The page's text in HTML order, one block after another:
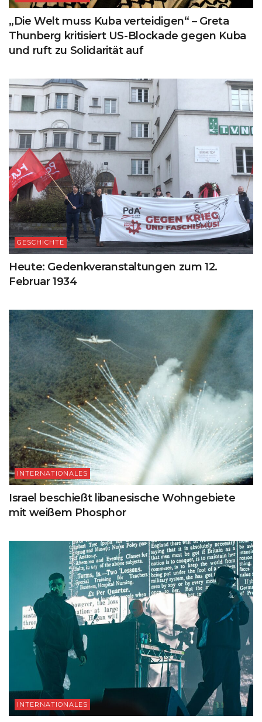
„Die Welt muss Kuba verteidigen“ – Greta
Thunberg kritisiert US-Blockade gegen Kuba
und ruft zu Solidarität auf
GESCHICHTE
Heute: Gedenkveranstaltungen zum 12.
Februar 1934
INTERNATIONALES
Israel beschießt libanesische Wohngebiete
mit weißem Phosphor
INTERNATIONALES